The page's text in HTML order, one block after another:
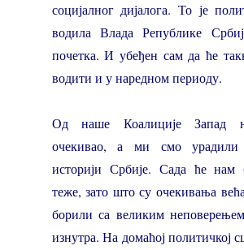
социјалног дијалога. То је
водила Влада Републике
почетка. И убеђен сам да ће
водити и у наредном периоду.
Од наше Коалиције Запад
очекивао, а ми смо
историји Србије. Сада ће нам
теже, зато што су очекивања
борили са великим
изнутра. На домаћој политичкој